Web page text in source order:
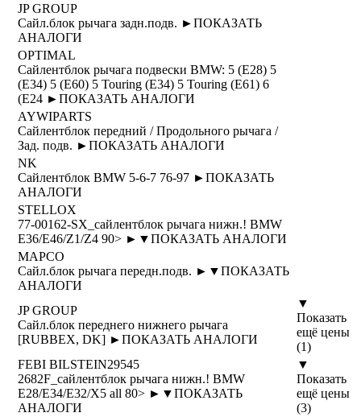
JP GROUP
Сайл.блок рычага задн.подв. ►ПОКАЗАТЬ
АНАЛОГИ
OPTIMAL
Сайлентблок рычага подвески BMW: 5 (E28) 5
(E34) 5 (E60) 5 Touring (E34) 5 Touring (E61) 6
(E24 ►ПОКАЗАТЬ АНАЛОГИ
AYWIPARTS
Сайлентблок передний / Продольного рычага /
Зад. подв. ►ПОКАЗАТЬ АНАЛОГИ
NK
Сайлентблок BMW 5-6-7 76-97 ►ПОКАЗАТЬ
АНАЛОГИ
STELLOX
77-00162-SX_сайлентблок рычага нижн.! BMW
Е36/Е46/Z1/Z4 90> ► ▼ПОКАЗАТЬ АНАЛОГИ
MAPCO
Сайл.блок рычага передн.подв. ► ▼ПОКАЗАТЬ
АНАЛОГИ
JP GROUP
Сайл.блок переднего нижнего рычага
[RUBBEX, DK] ►ПОКАЗАТЬ АНАЛОГИ
▼
Показать
ещё цены
(1)
FEBI BILSTEIN29545
2682F_сайлентблок рычага нижн.! BMW
E28/E34/E32/X5 all 80> ► ▼ПОКАЗАТЬ
АНАЛОГИ
▼
Показать
ещё цены
(3)